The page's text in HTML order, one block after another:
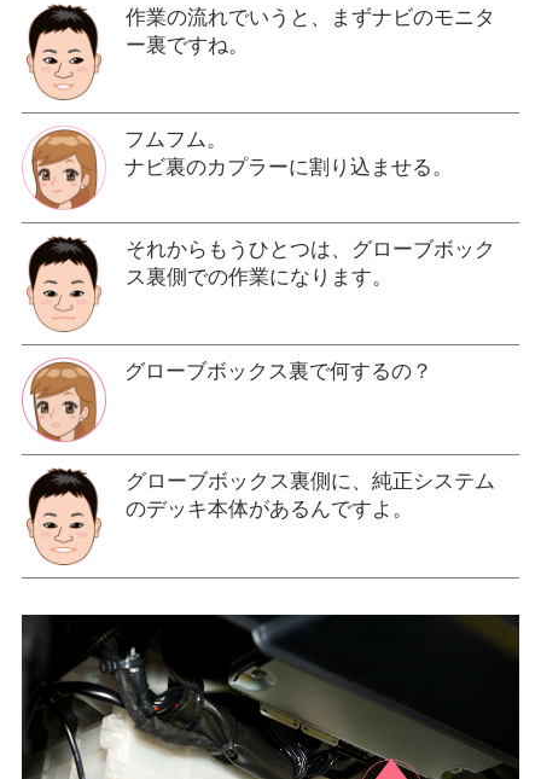
作業の流れでいうと、まずナビのモニタ
ー裏ですね。
フムフム。
ナビ裏のカプラーに割り込ませる。
それからもうひとつは、グローブボック
ス裏側での作業になります。
グローブボックス裏で何するの？
グローブボックス裏側に、純正システム
のデッキ本体があるんですよ。